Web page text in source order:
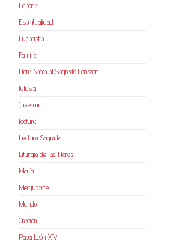
Editorial
Espiritualidad
Eucaristía
Familia
Hora Santa al Sagrado Corazón
Iglesia
Juventud
lectura
Lectura Sagrada
Liturgia de las Horas
María
Medjugorje
Mundo
Oración
Papa León XIV